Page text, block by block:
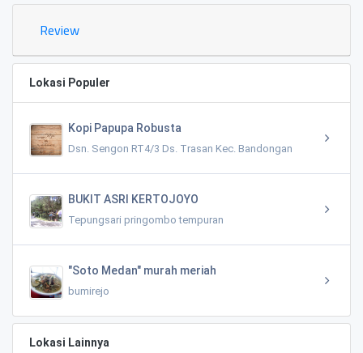
Review
Lokasi Populer
Kopi Papupa Robusta
Dsn. Sengon RT4/3 Ds. Trasan Kec. Bandongan
BUKIT ASRI KERTOJOYO
Tepungsari pringombo tempuran
"Soto Medan" murah meriah
bumirejo
Lokasi Lainnya